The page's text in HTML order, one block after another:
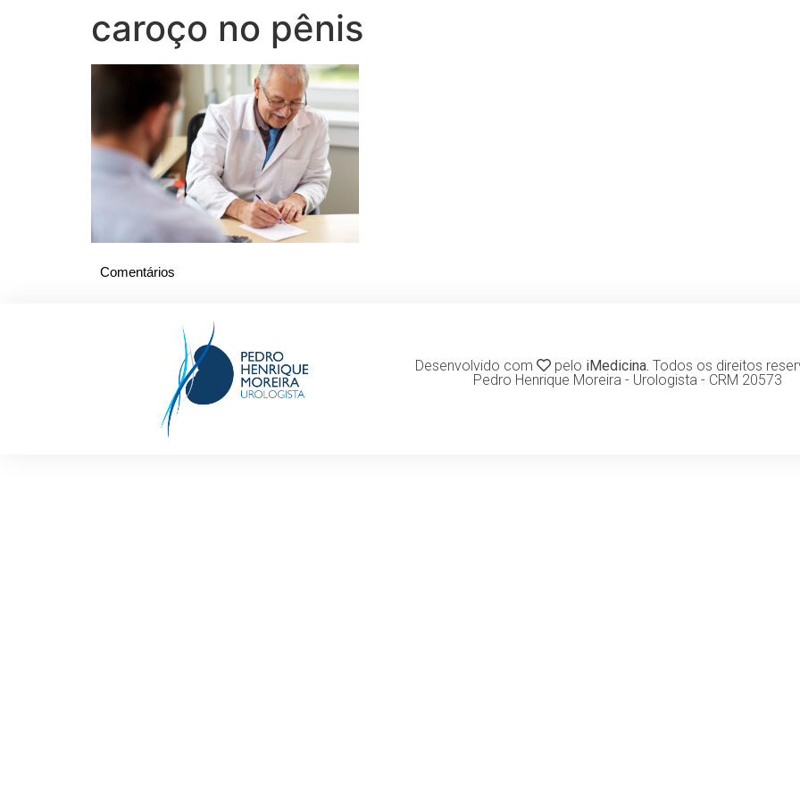
caroço no pênis
Comentários
Desenvolvido com pelo iMedicina. Todos os direitos
Pedro Henrique Moreira - Urologista - CRM 20573